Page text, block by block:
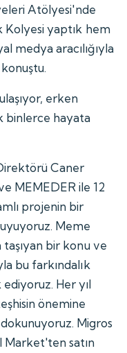
Atölyesi'nde
Kolyesi yaptık hem
medya aracılığıyla
erken
binlerce hayata
Caner
MEMEDER ile 12
projenin bir
Meme
taşıyan bir konu ve
bu farkındalık
Her yıl
önemine
Migros
Market'ten satın